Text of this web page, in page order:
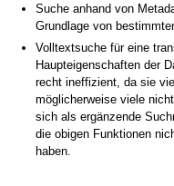
Suche anhand von
Grundlage von
Volltextsuche für eine
Haupteigenschaften der
recht ineffizient, da sie
möglicherweise viele
sich als ergänzende
die obigen Funktionen
haben.